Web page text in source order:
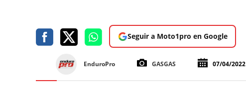
Seguir a Moto1pro en Google
EnduroPro GASGAS 07/04/2022